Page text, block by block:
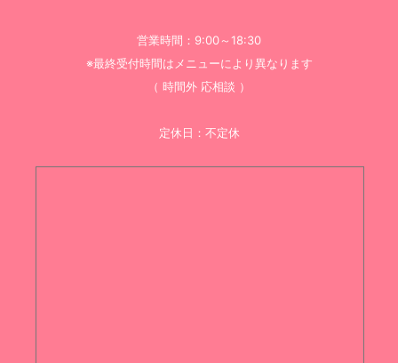
営業時間：9:00～18:30
※最終受付時間はメニューにより異なります
（ 時間外 応相談 ）
定休日：不定休